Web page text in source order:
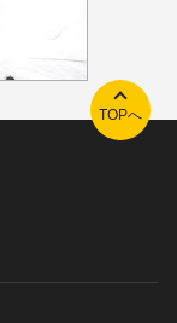
TOPへ